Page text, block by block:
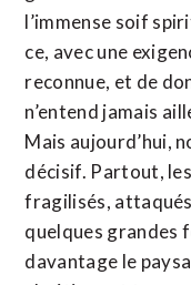
l’immense soif
ce, avec une
reconnue, et de
n’entend jamais
Mais aujourd’hui,
décisif. Partout,
fragilisés,
quelques
davantage le